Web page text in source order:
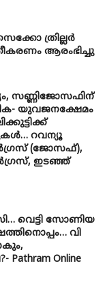
ത്രില്ലർ
ആരംഭിച്ചു
സണ്ണിജോസഫിന്
യുവജനക്ഷേമം
റവന്യൂ
(ജോസഫ്),
ഇടഞ്ഞ്
വെട്ടി സോണിയ
വി
Online